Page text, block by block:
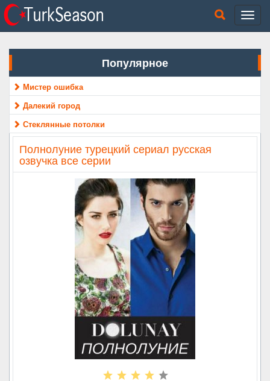
Популярное
Мистер ошибка
Далекий город
Стеклянные потолки
Полнолуние турецкий сериал русская
озвучка все серии